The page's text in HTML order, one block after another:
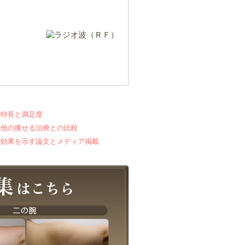
長と満足度
の痩せる治療との比較
果を示す論文とメディア掲載